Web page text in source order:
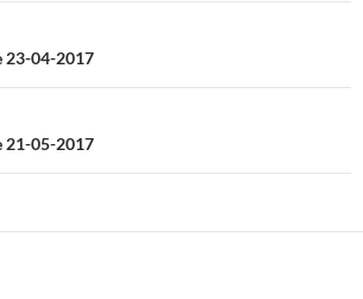
23-04-2017
21-05-2017